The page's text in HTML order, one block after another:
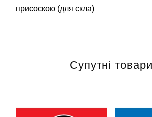
присоскою (для скла)
Супутні товари